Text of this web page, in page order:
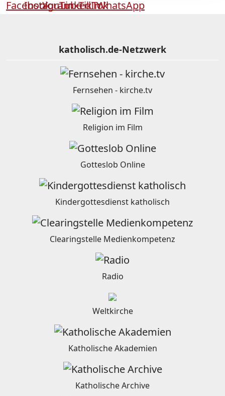
katholisch.de-Netzwerk
Fernsehen - kirche.tv
Religion im Film
Gotteslob Online
Kindergottesdienst katholisch
Clearingstelle Medienkompetenz
Radio
Weltkirche
Katholische Akademien
Katholische Archive